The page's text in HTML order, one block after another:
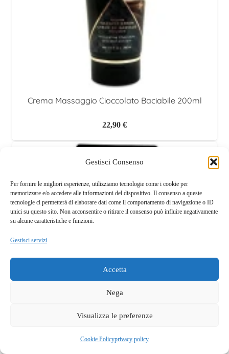
Gestisci Consenso
Per fornire le migliori esperienze, utilizziamo tecnologie come i cookie per
memorizzare e/o accedere alle informazioni del dispositivo. Il consenso a queste
tecnologie ci permetterà di elaborare dati come il comportamento di navigazione o ID
unici su questo sito. Non acconsentire o ritirare il consenso può influire negativamente
su alcune caratteristiche e funzioni.
Gestisci servizi
Accetta
Nega
Visualizza le preferenze
Cookie Policyprivacy policy
Crema Massaggio Cioccolato Baciabile 200ml
22,90 €
privacy policy